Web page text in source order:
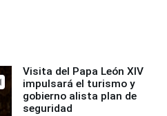
Visita del Papa León XIV
impulsará el turismo y
gobierno alista plan de
seguridad